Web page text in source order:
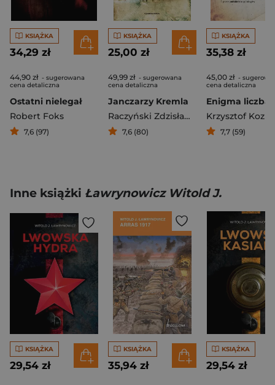
KSIĄŻKA
34,29 zł
44,90 zł - sugerowana
cena detaliczna
Ostatni nielegał
Robert Foks
7,6 (97)
KSIĄŻKA
25,00 zł
49,99 zł - sugerowana
cena detaliczna
Janczarzy Kremla
Raczyński Zdzisław A.
7,6 (80)
KSIĄŻKA
35,38 zł
45,00 zł -
cena detaliczna
Krzysztof
7,7 (59)
Inne książki Ławrynowicz Witold J.
KSIĄŻKA
29,54 zł
KSIĄŻKA
35,94 zł
KSIĄŻKA
29,54 zł